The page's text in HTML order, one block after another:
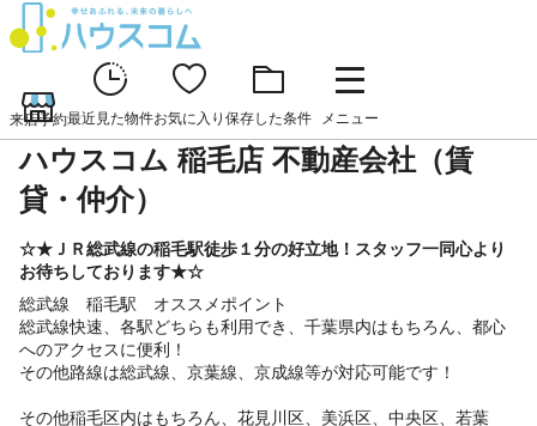
来店予約最近見た物件お気に入り 保存した条件 メニュー
ハウスコム 稲毛店 不動産会社（賃
貸・仲介）
☆★ＪＲ総武線の稲毛駅徒歩１分の好立地！スタッフ一同心より
お待ちしております★☆
総武線 稲毛駅 オススメポイント
総武線快速、各駅どちらも利用でき、千葉県内はもちろん、都心
へのアクセスに便利！
その他路線は総武線、京葉線、京成線等が対応可能です！
その他稲毛区内はもちろん、花見川区、美浜区、中央区、若葉